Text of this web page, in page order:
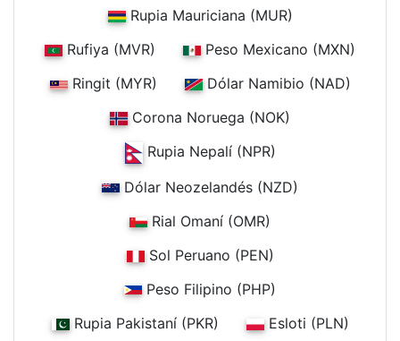
Rupia Mauriciana (MUR)
Rufiya (MVR)
Peso Mexicano (MXN)
Ringit (MYR)
Dólar Namibio (NAD)
Corona Noruega (NOK)
Rupia Nepalí (NPR)
Dólar Neozelandés (NZD)
Rial Omaní (OMR)
Sol Peruano (PEN)
Peso Filipino (PHP)
Rupia Pakistaní (PKR)
Esloti (PLN)